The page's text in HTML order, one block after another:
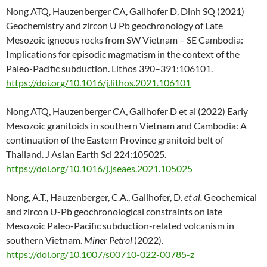
Nong ATQ, Hauzenberger CA, Gallhofer D, Dinh SQ (2021)
Geochemistry and zircon U Pb geochronology of Late
Mesozoic igneous rocks from SW Vietnam – SE Cambodia:
Implications for episodic magmatism in the context of the
Paleo-Pacific subduction. Lithos 390–391:106101.
https://doi.org/10.1016/j.lithos.2021.106101
Nong ATQ, Hauzenberger CA, Gallhofer D et al (2022) Early
Mesozoic granitoids in southern Vietnam and Cambodia: A
continuation of the Eastern Province granitoid belt of
Thailand. J Asian Earth Sci 224:105025.
https://doi.org/10.1016/j.jseaes.2021.105025
Nong, A.T., Hauzenberger, C.A., Gallhofer, D.et al.Geochemical
and zircon U-Pb geochronological constraints on late
Mesozoic Paleo-Pacific subduction-related volcanism in
southern Vietnam. Miner Petrol (2022).
https://doi.org/10.1007/s00710-022-00785-z